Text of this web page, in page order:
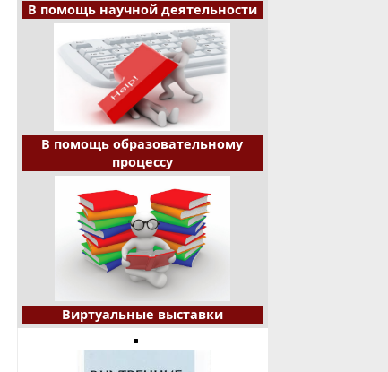
В помощь научной деятельности
В помощь образовательному
процессу
Виртуальные выставки